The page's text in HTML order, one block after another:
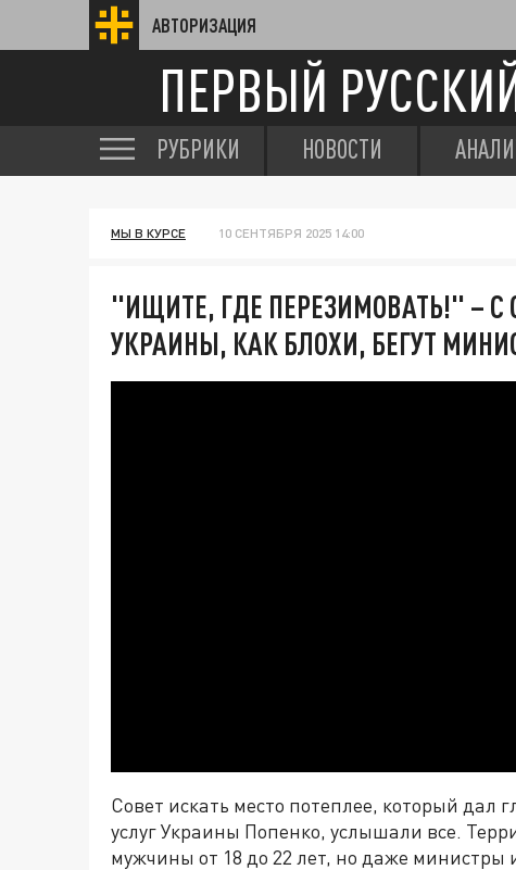
АВТОРИЗАЦИЯ
ПЕРВЫЙ
РУБРИКИ НОВОСТИ
МЫ В КУРСЕ 10 СЕНТЯБРЯ 2025 14:00
"ИЩИТЕ, ГДЕ ПЕРЕЗИМОВАТЬ!" –
УКРАИНЫ, КАК БЛОХИ, БЕГУТ
Совет искать место потеплее, который дал
услуг Украины Попенко, услышали все.
мужчины от 18 до 22 лет, но даже